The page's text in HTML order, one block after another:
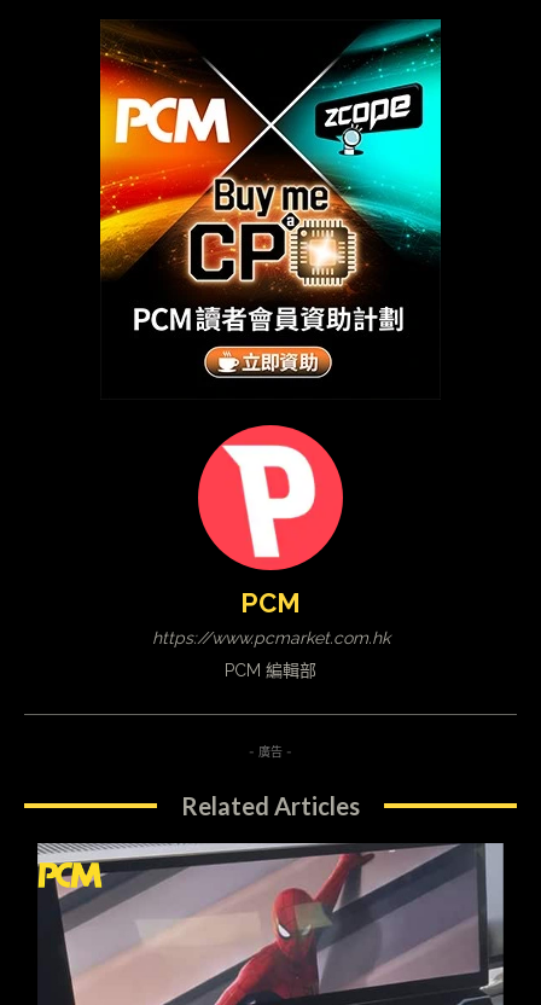
PCM
https://www.pcmarket.com.hk
PCM 編輯部
- 廣告 -
Related Articles